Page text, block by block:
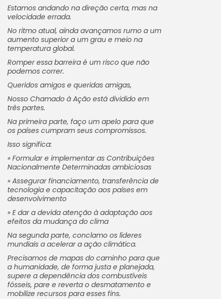
Estamos andando na direção certa, mas na
velocidade errada.
No ritmo atual, ainda avançamos rumo a um
aumento superior a um grau e meio na
temperatura global.
Romper essa barreira é um risco que não
podemos correr.
Queridos amigos e queridas amigas,
Nosso Chamado à Ação está dividido em
três partes.
Na primeira parte, faço um apelo para que
os países cumpram seus compromissos.
Isso significa:
» Formular e implementar as Contribuições
Nacionalmente Determinadas ambiciosas
» Assegurar financiamento, transferência de
tecnologia e capacitação aos países em
desenvolvimento
» E dar a devida atenção à adaptação aos
efeitos da mudança do clima
Na segunda parte, conclamo os líderes
mundiais a acelerar a ação climática.
Precisamos de mapas do caminho para que
a humanidade, de forma justa e planejada,
supere a dependência dos combustíveis
fósseis, pare e reverta o desmatamento e
mobilize recursos para esses fins.